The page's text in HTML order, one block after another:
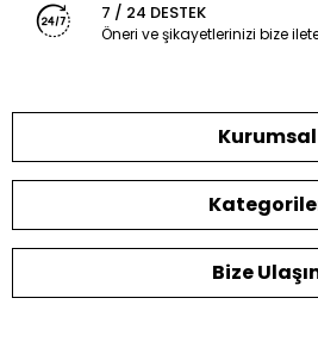
7 / 24 DESTEK
Öneri ve şikayetlerinizi bize
Kurumsal
Bize